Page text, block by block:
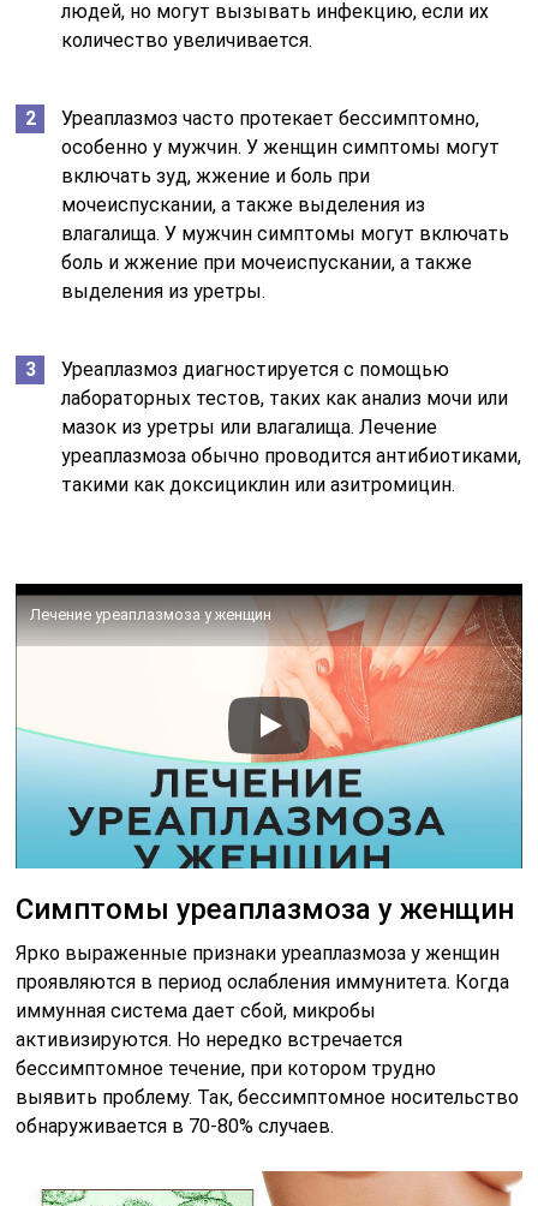
людей, но могут вызывать инфекцию, если их
количество увеличивается.
Уреаплазмоз часто протекает бессимптомно,
особенно у мужчин. У женщин симптомы могут
включать зуд, жжение и боль при
мочеиспускании, а также выделения из
влагалища. У мужчин симптомы могут включать
боль и жжение при мочеиспускании, а также
выделения из уретры.
Уреаплазмоз диагностируется с помощью
лабораторных тестов, таких как анализ мочи или
мазок из уретры или влагалища. Лечение
уреаплазмоза обычно проводится антибиотиками,
такими как доксициклин или азитромицин.
Лечение уреаплазмоза у женщин
Симптомы уреаплазмоза у женщин
Ярко выраженные признаки уреаплазмоза у женщин
проявляются в период ослабления иммунитета. Когда
иммунная система дает сбой, микробы
активизируются. Но нередко встречается
бессимптомное течение, при котором трудно
выявить проблему. Так, бессимптомное носительство
обнаруживается в 70-80% случаев.